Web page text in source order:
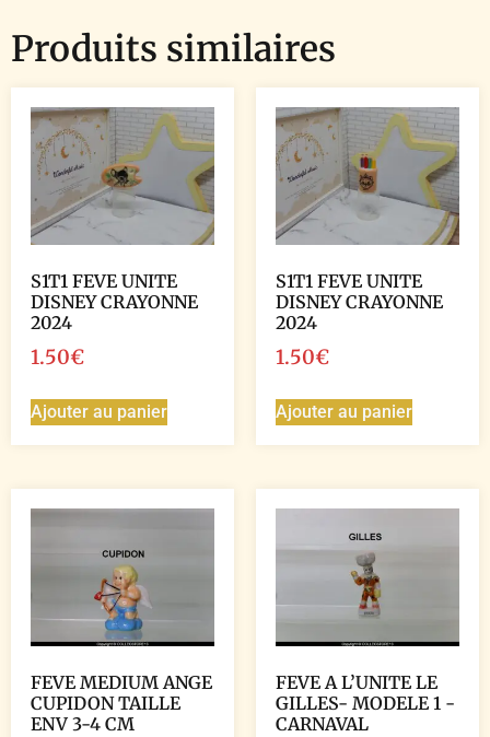
Produits similaires
S1T1 FEVE UNITE
DISNEY CRAYONNE
2024
1.50€
Ajouter au panier
S1T1 FEVE UNITE
DISNEY CRAYONNE
2024
1.50€
Ajouter au panier
FEVE MEDIUM ANGE
CUPIDON TAILLE
ENV 3-4 CM
FEVE A L’UNITE LE
GILLES- MODELE 1 -
CARNAVAL